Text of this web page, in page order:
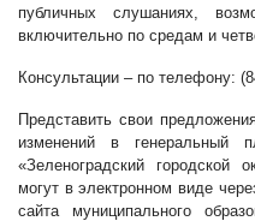
публичных слушаниях,
включительно по средам и
Консультации – по телефону:
Представить свои
изменений в генеральный
«Зеленоградский городской
могут в электронном виде
сайта муниципального